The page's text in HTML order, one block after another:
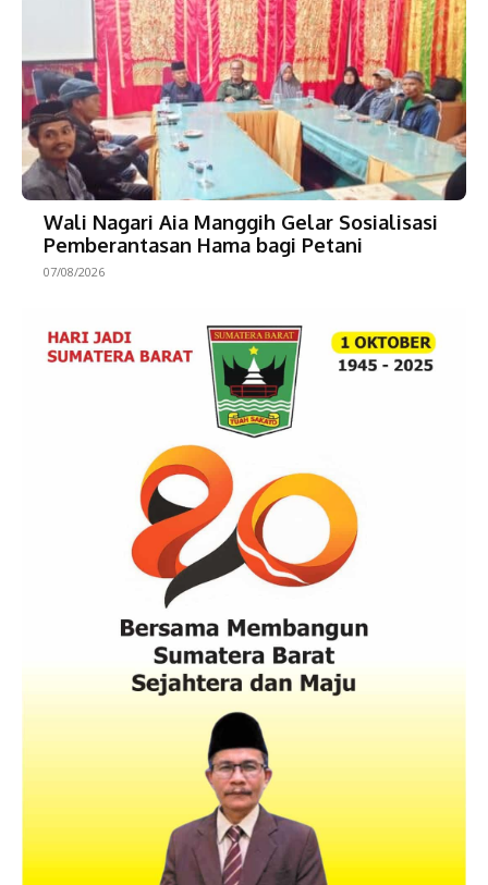
Wali Nagari Aia Manggih Gelar Sosialisasi
Pemberantasan Hama bagi Petani
07/08/2026